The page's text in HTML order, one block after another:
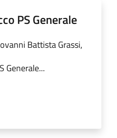
PS Generale
Battista Grassi,
Generale...